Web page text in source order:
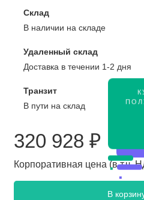
Склад
В наличии на складе
Удаленный склад
Доставка в течении 1-2 дня
Транзит
В пути на склад
320 928 ₽
Корпоративная цена (в т.ч.
В